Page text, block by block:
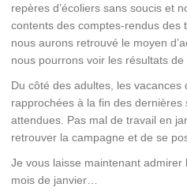
repères d’écoliers sans soucis et
contents des comptes-rendus des
nous aurons retrouvé le moyen
nous pourrons voir les résultats de
Du côté des adultes, les
rapprochées à la fin des
attendues. Pas mal de travail en
retrouver la campagne et de se
Je vous laisse maintenant
mois de janvier…